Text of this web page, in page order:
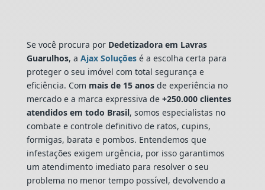
Se você procura por Dedetizadora em Lavras
Guarulhos, a Ajax Soluçõesé a escolha certa para
proteger o seu imóvel com total segurança e
eficiência. Com mais de 15 anosde experiência no
mercado e a marca expressiva de+250.000 clientes
atendidos em todo Brasil, somos especialistas no
combate e controle definitivo de ratos, cupins,
formigas, barata e pombos. Entendemos que
infestações exigem urgência, por isso garantimos
um atendimento imediato para resolver o seu
problema no menor tempo possível, devolvendo a